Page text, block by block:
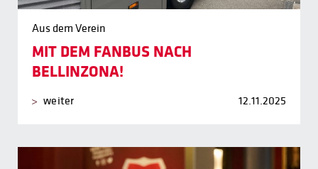
Aus dem Verein
MIT DEM FANBUS NACH
BELLINZONA!
weiter 12.11.2025